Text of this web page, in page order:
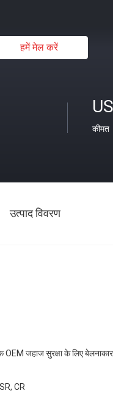
हमें मेल करें
कीमत
उत्पाद विवरण
OEM जहाज सुरक्षा के लिए
CR